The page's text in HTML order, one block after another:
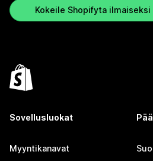
Kokeile Shopifyta ilmaiseksi
Sovellusluokat
Myyntikanavat